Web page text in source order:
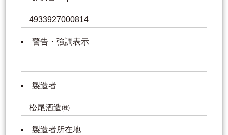
4933927000814
警告・強調表示
製造者
松尾酒造㈱
製造者所在地